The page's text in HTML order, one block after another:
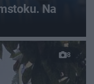
Na
8